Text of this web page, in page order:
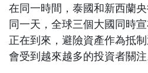
在同一時間，泰國和新西蘭
同一天，全球三個大國同時
正在到來，避險資產作為抵
會受到越來越多的投資者關注